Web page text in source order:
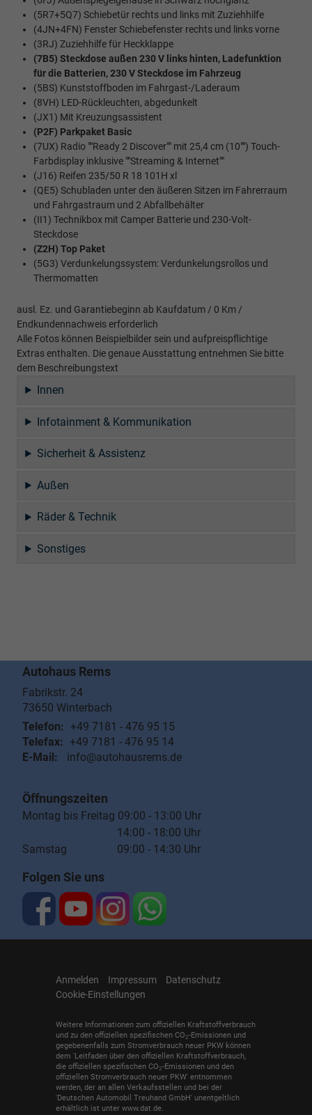
(5R7+5Q7) Schiebetür rechts und links mit Zuziehhilfe
(4JN+4FN) Fenster Schiebefenster rechts und links vorne
(3RJ) Zuziehhilfe für Heckklappe
(7B5) Steckdose außen 230 V links hinten, Ladefunktion
für die Batterien, 230 V Steckdose im Fahrzeug
(5BS) Kunststoffboden im Fahrgast-/Laderaum
(8VH) LED-Rückleuchten, abgedunkelt
(JX1) Mit Kreuzungsassistent
(P2F) Parkpaket Basic
(7UX) Radio ""Ready 2 Discover"" mit 25,4 cm (10"") Touch-
Farbdisplay inklusive ""Streaming & Internet""
(J16) Reifen 235/50 R 18 101H xl
(QE5) Schubladen unter den äußeren Sitzen im Fahrerraum
und Fahrgastraum und 2 Abfallbehälter
(II1) Technikbox mit Camper Batterie und 230-Volt-
Steckdose
(Z2H) Top Paket
(5G3) Verdunkelungssystem: Verdunkelungsrollos und
Thermomatten
ausl. Ez. und Garantiebeginn ab Kaufdatum / 0 Km /
Endkundennachweis erforderlich
Alle Fotos können Beispielbilder sein und aufpreispflichtige
Extras enthalten. Die genaue Ausstattung entnehmen Sie bitte
dem Beschreibungstext
Innen
Infotainment & Kommunikation
Sicherheit & Assistenz
Außen
Räder & Technik
Sonstiges
Autohaus Rems
Fabrikstr. 24
73650 Winterbach
Telefon: +49 7181 - 476 95 15
Telefax: +49 7181 - 476 95 14
E-Mail:
info@autohausrems.de
Öffnungszeiten
Montag bis Freitag 09:00 - 13:00 Uhr
14:00 - 18:00 Uhr
Samstag 09:00 - 14:30 Uhr
Folgen Sie uns
Anmelden Impressum
Datenschutz
Cookie-Einstellungen
Weitere Informationen zum offiziellen Kraftstoffverbrauch
und zu den offiziellen spezifischen CO2-Emissionen und
gegebenenfalls zum Stromverbrauch neuer PKW können
dem 'Leitfaden über den offiziellen Kraftstoffverbrauch,
die offiziellen spezifischen CO2-Emissionen und den
offiziellen Stromverbrauch neuer PKW' entnommen
werden, der an allen Verkaufsstellen und bei der
'Deutschen Automobil Treuhand GmbH' unentgeltlich
erhältlich ist unter www.dat.de.